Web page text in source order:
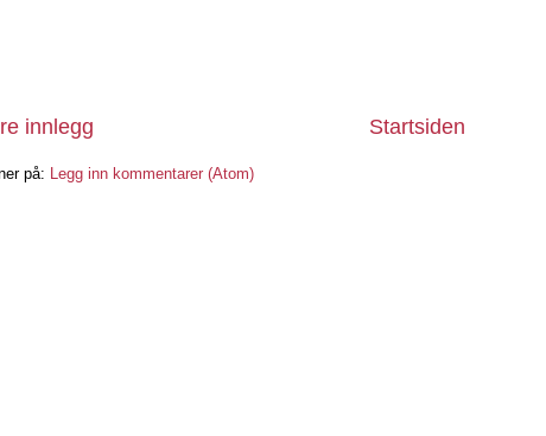
innlegg Startsiden
på: Legg inn kommentarer (Atom)